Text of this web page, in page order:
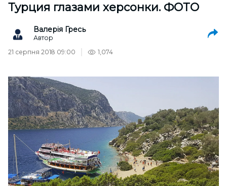
Турция глазами херсонки. ФОТО
Валерія Гресь
Автор
21 серпня 2018 09:00
1,074